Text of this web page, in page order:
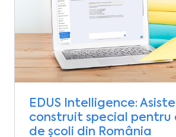
EDUS Intelligence:
construit special pentru
de școli din România